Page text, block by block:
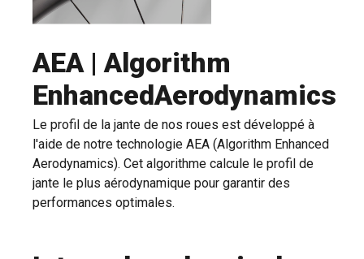
AEA | Algorithm
EnhancedAerodynamics
Le profil de la jante de nos roues est développé à
l'aide de notre technologie AEA (Algorithm Enhanced
Aerodynamics). Cet algorithme calcule le profil de
jante le plus aérodynamique pour garantir des
performances optimales.